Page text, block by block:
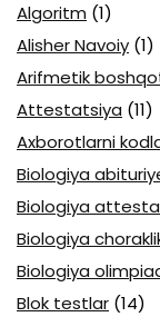
Algoritm (1)
Alisher Navoiy (1)
Arifmetik
Attestatsiya (11)
Axborotlarni
Biologiya
Biologiya
Biologiya
Biologiya
Blok testlar (14)